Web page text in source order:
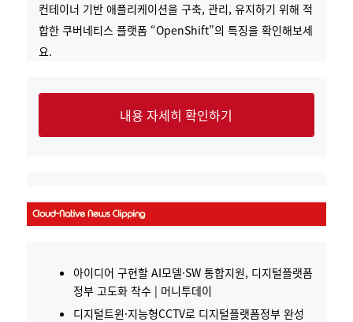
컨테이너 기반 애플리케이션을 구축, 관리, 유지하기 위해 적
합한 쿠버네티스 플랫폼 “OpenShift”의 특징을 확인해보세
요.
내용 자세히 확인하기
아이디어 구현할 AI모델·SW 통합지원, 디지털플랫폼
정부고도화 착수 | 머니투데이
디지털트윈·지능형CCTV로 디지털플랫폼정부완성